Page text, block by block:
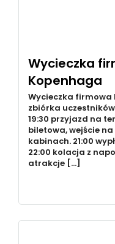
Wycieczka
Kopenhaga
Wycieczka firmowa
zbiórka
19:30 przyjazd na
biletowa, wejście
kabinach. 21:00
22:00 kolacja z
atrakcje […]